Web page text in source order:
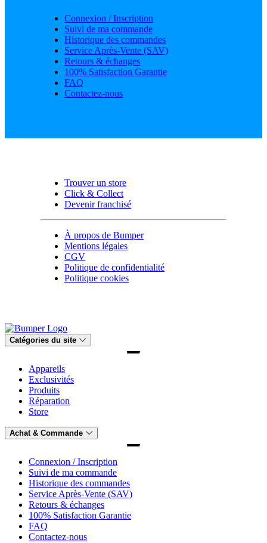
Connexion / Inscription
Suivi de ma commande
Historique des commandes
Service Après-Vente (SAV)
Retours & échanges
100% Satisfaction Garantie
FAQ
Contactez-nous
Trouver un store
Click & Collect
Devenir franchisé
À propos de Bumper
Mentions légales
CGV
Politique de confidentialité
Politique cookies
Catégories du site
Appareils
Exclusivités
Produits
Réparation
Store
Achat & Commande
Connexion / Inscription
Suivi de ma commande
Historique des commandes
Service Après-Vente (SAV)
Retours & échanges
100% Satisfaction Garantie
FAQ
Contactez-nous